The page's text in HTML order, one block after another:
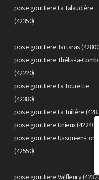
pose gouttiere La Talaudière
(42350)
pose gouttiere Tartaras
pose gouttiere Thélis-la-
(42220)
pose gouttiere La Tourette
(42380)
pose gouttiere La Tuilière
pose gouttiere Unieux (42240)
pose gouttiere Usson-en-Forez
(42550)
pose gouttiere Valfleury